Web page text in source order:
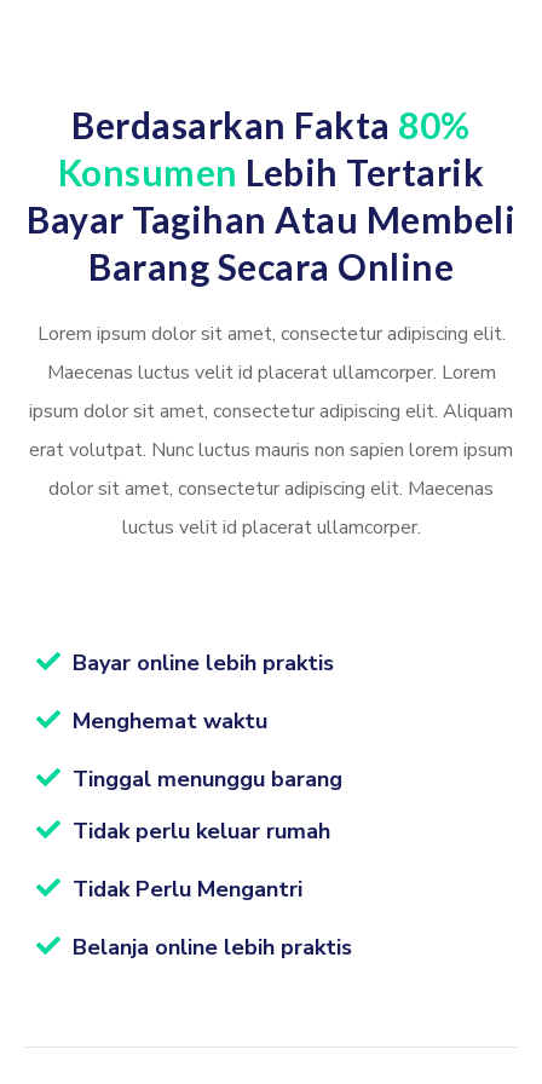
Berdasarkan Fakta 80%
Konsumen Lebih Tertarik
Bayar Tagihan Atau Membeli
Barang Secara Online
Lorem ipsum dolor sit amet, consectetur adipiscing elit.
Maecenas luctus velit id placerat ullamcorper. Lorem
ipsum dolor sit amet, consectetur adipiscing elit. Aliquam
erat volutpat. Nunc luctus mauris non sapien lorem ipsum
dolor sit amet, consectetur adipiscing elit. Maecenas
luctus velit id placerat ullamcorper.
Bayar online lebih praktis
Menghemat waktu
Tinggal menunggu barang
Tidak perlu keluar rumah
Tidak Perlu Mengantri
Belanja online lebih praktis